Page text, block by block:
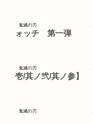
鬼滅の刃
ォッチ 第一弾
鬼滅の刃
壱/其ノ弐/其ノ参】
鬼滅の刃